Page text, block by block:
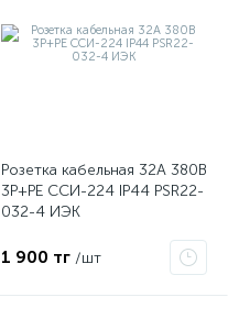
Розетка кабельная 32А 380В
3P+PЕ ССИ-224 IP44 PSR22-
032-4 ИЭК
1 900 тг /шт